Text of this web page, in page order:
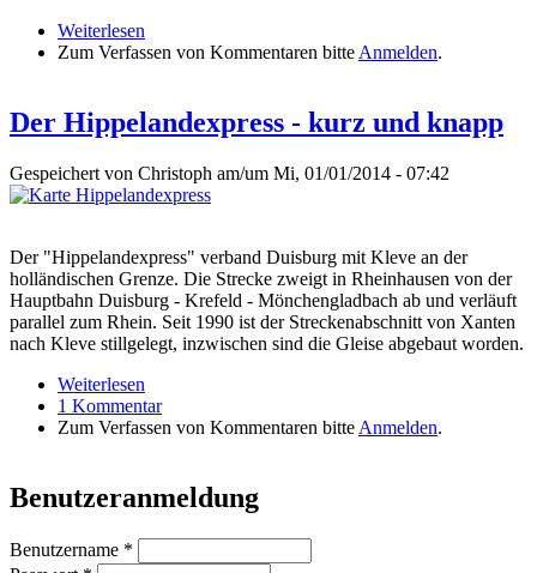
Weiterlesen
Zum Verfassen von Kommentaren bitte Anmelden.
Der Hippelandexpress - kurz und knapp
Gespeichert von Christoph am/um Mi, 01/01/2014 - 07:42
Der "Hippelandexpress" verband Duisburg mit Kleve an der
holländischen Grenze. Die Strecke zweigt in Rheinhausen von der
Hauptbahn Duisburg - Krefeld - Mönchengladbach ab und verläuft
parallel zum Rhein. Seit 1990 ist der Streckenabschnitt von Xanten
nach Kleve stillgelegt, inzwischen sind die Gleise abgebaut worden.
Weiterlesen
1 Kommentar
Zum Verfassen von Kommentaren bitte Anmelden.
Benutzeranmeldung
Benutzername *